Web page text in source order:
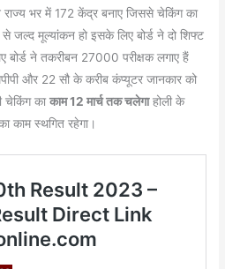
राज्य भर में 172 केंद्र बनाए जिससे चेकिंग का
जल्द मूल्यांकन हो इसके लिए बोर्ड ने दो शिफ्ट
बोर्ड ने तकरीबन 27000 परीक्षक लगाए हैं
और 22 सौ के करीब कंप्यूटर जानकार को
चेकिंग काकाम 12 मार्च तक चलेगाहोली के
काम स्थगित रहेगा।